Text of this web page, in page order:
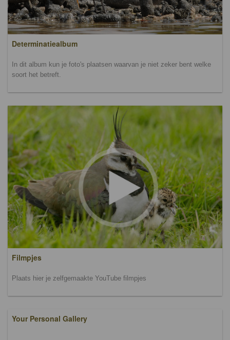
Determinatiealbum
In dit album kun je foto's plaatsen waarvan je niet zeker bent welke
soort het betreft.
Filmpjes
Plaats hier je zelfgemaakte YouTube filmpjes
Your Personal Gallery